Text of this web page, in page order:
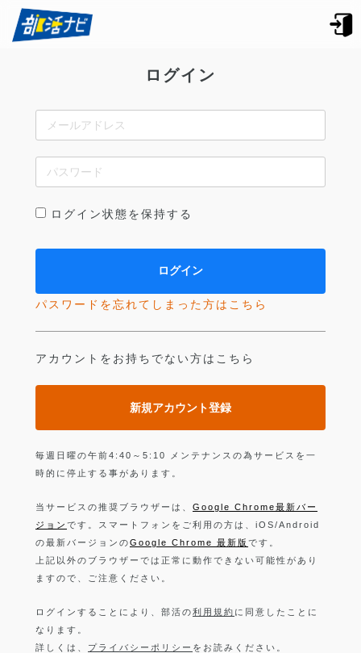
ログイン
ログイン状態を保持する
パスワードを忘れてしまった方はこちら
アカウントをお持ちでない方はこちら
新規アカウント登録
毎週日曜の午前4:40～5:10 メンテナンスの為サービスを一
時的に停止する事があります。
当サービスの推奨ブラウザーは、 Google Chrome最新バー
ジョン です。スマートフォンをご利用の方は、iOS/Android
の最新バージョンのGoogle Chrome 最新版 です。
上記以外のブラウザーでは正常に動作できない可能性があり
ますので、ご注意ください。
ログインすることにより、部活の利用規約 に同意したことに
なります。
詳しくは、 プライバシーポリシー をお読みください。